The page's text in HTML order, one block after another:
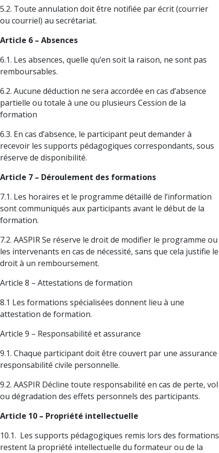
5.2. Toute annulation doit être notifiée par écrit (courrier
ou courriel) au secrétariat.
Article 6 – Absences
6.1. Les absences, quelle qu’en soit la raison, ne sont pas
remboursables.
6.2. Aucune déduction ne sera accordée en cas d’absence
partielle ou totale à une ou plusieurs Cession de la
formation
6.3. En cas d’absence, le participant peut demander à
recevoir les supports pédagogiques correspondants, sous
réserve de disponibilité.
Article 7 – Déroulement des formations
7.1. Les horaires et le programme détaillé de l’information
sont communiqués aux participants avant le début de la
formation.
7.2. AASPIR Se réserve le droit de modifier le programme ou
les intervenants en cas de nécessité, sans que cela justifie le
droit à un remboursement.
Article 8 – Attestations de formation
8.1 Les formations spécialisées donnent lieu à une
attestation de formation.
Article 9 – Responsabilité et assurance
9.1. Chaque participant doit être couvert par une assurance
responsabilité civile personnelle.
9.2. AASPIR Décline toute responsabilité en cas de perte, vol
ou dégradation des effets personnels des participants.
Article 10 – Propriété intellectuelle
10.1. Les supports pédagogiques remis lors des formations
restent la propriété intellectuelle du formateur ou de la